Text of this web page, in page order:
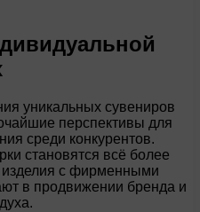
уникальных сувениров
перспективы для
среди конкурентов.
становятся всё более
с фирменными
в продвижении бренда и